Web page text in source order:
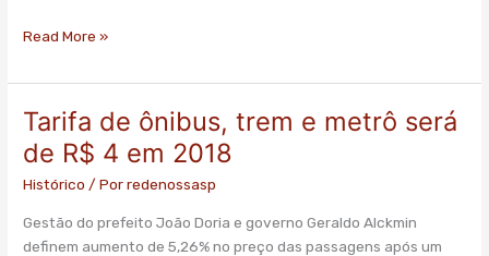
Read More »
Tarifa de ônibus, trem e metrô será
de R$ 4 em 2018
Histórico / Porredenossasp
Gestão do prefeito João Doria e governo Geraldo Alckmin
definem aumento de 5,26% no preço das passagens após um
Tarifa
de
ônibus,
trem
metrô